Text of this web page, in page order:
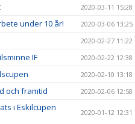
2020-03-11 15:28
under 10 år! 2020-03-06 13:25
2020-02-27 11:22
IF 2020-02-22 12:38
2020-02-10 13:18
och framtid 2020-02-06 12:58
i Eskilcupen
2020-01-12 12:31